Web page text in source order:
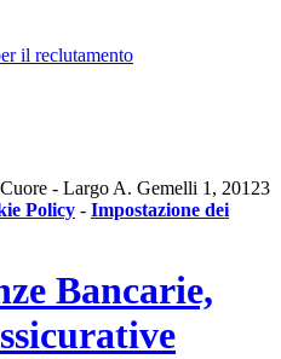
il reclutamento
- Largo A. Gemelli 1, 20123
Policy - Impostazione dei
Bancarie,